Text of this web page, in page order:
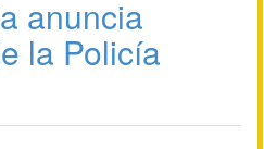
anuncia
la Policía